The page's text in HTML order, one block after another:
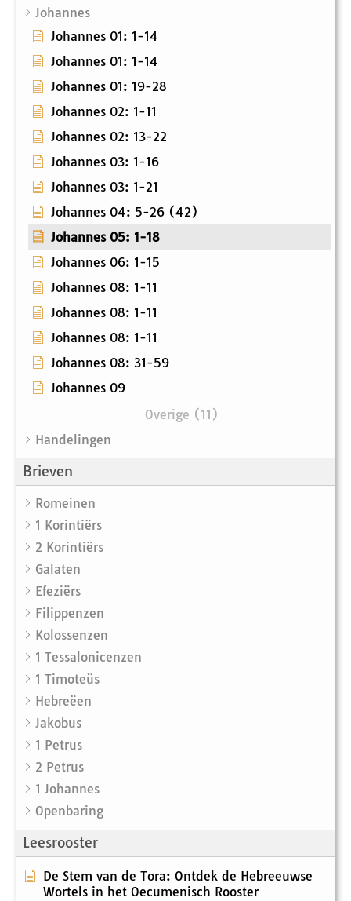
Johannes
Johannes 01: 1-14
Johannes 01: 1-14
Johannes 01: 19-28
Johannes 02: 1-11
Johannes 02: 13-22
Johannes 03: 1-16
Johannes 03: 1-21
Johannes 04: 5-26 (42)
Johannes 05: 1-18
Johannes 06: 1-15
Johannes 08: 1-11
Johannes 08: 1-11
Johannes 08: 1-11
Johannes 08: 31-59
Johannes 09
Overige (11)
Handelingen
Brieven
Romeinen
1 Korintiërs
2 Korintiërs
Galaten
Efeziërs
Filippenzen
Kolossenzen
1 Tessalonicenzen
1 Timoteüs
Hebreëen
Jakobus
1 Petrus
2 Petrus
1 Johannes
Openbaring
Leesrooster
De Stem van de Tora: Ontdek de Hebreeuwse
Wortels in het Oecumenisch Rooster